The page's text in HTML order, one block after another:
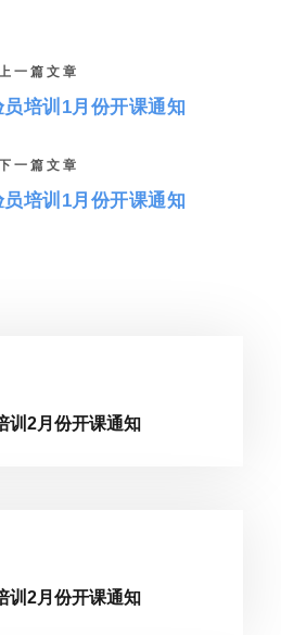
一篇文章
培训1月份开课通知
一篇文章
培训1月份开课通知
训2月份开课通知
训2月份开课通知